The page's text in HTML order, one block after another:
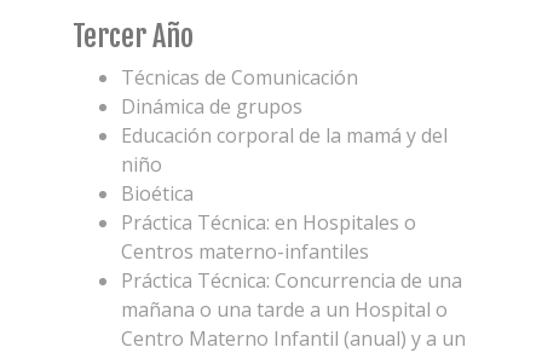
Tercer Año
Técnicas de Comunicación
Dinámica de grupos
Educación corporal de la mamá y del
niño
Bioética
Práctica Técnica: en Hospitales o
Centros materno-infantiles
Práctica Técnica: Concurrencia de una
mañana o una tarde a un Hospital o
Centro Materno Infantil (anual) y a un